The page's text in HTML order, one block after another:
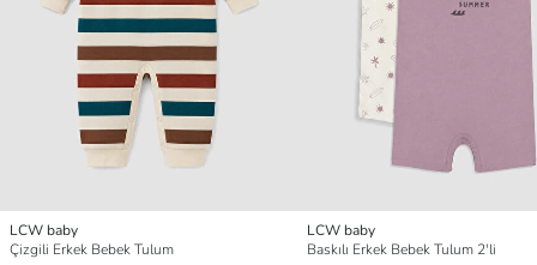
LCW baby
Çizgili Erkek Bebek Tulum
LCW baby
Baskılı Erkek Bebek Tulum 2'li